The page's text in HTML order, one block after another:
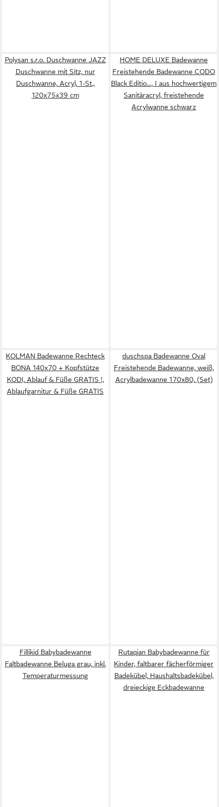
Polysan s.r.o. Duschwanne JAZZ
Duschwanne mit Sitz, nur
Duschwanne, Acryl, 1-St.,
120x75x39 cm
HOME DELUXE Badewanne
Freistehende Badewanne CODO
Black Editio…, I aus hochwertigem
Sanitäracryl, freistehende
Acrylwanne schwarz
KOLMAN Badewanne Rechteck
BONA 140x70 + Kopfstütze
KODI, Ablauf & Füße GRATIS !,
Ablaufgarnitur & Füße GRATIS
duschspa Badewanne Oval
Freistehende Badewanne, weiß,
Acrylbadewanne 170x80, (Set)
Fillikid Babybadewanne
Faltbadewanne Beluga grau, inkl.
Temperaturmessung
Rutaqian Babybadewanne für
Kinder, faltbarer fächerförmiger
Badekübel, Haushaltsbadekübel,
dreieckige Eckbadewanne